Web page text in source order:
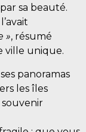
sa beauté.
», résumé
ville unique.
panoramas
les îles
souvenir